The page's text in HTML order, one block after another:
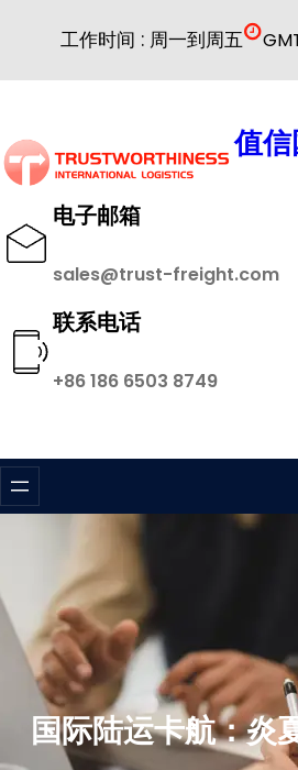
内
工作时间 : 周一到周五
值
电子邮箱
sales@trust-freight.com
联系电话
+86 186 6503 8749
国际陆运卡航：炎